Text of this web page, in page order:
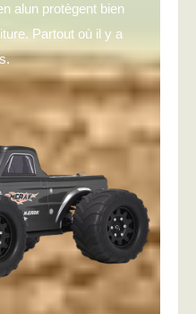
alun protègent bien
Partout où il y a